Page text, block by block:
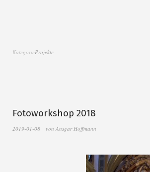
KategorieProjekte
Fotoworkshop 2018
2019-01-08 von Ansgar Hoffmann